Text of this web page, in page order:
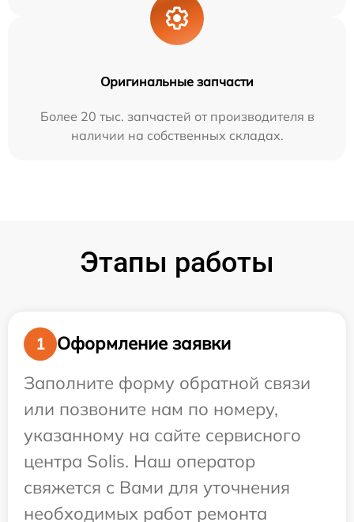
Оригинальные запчасти
Более 20 тыс. запчастей от производителя в
наличии на собственных складах.
Этапы работы
1
Оформление заявки
Заполните форму обратной связи
или позвоните нам по номеру,
указанному на сайте сервисного
центра Solis. Наш оператор
свяжется с Вами для уточнения
необходимых работ ремонта